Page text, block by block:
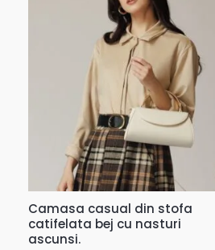
Camasa casual din stofa
catifelata bej cu nasturi
ascunsi.